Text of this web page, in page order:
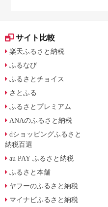
サイト比較
楽天ふるさと納税
ふるなび
ふるさとチョイス
さとふる
ふるさとプレミアム
ANAのふるさと納税
dショッピングふるさと
納税百選
au PAY ふるさと納税
ふるさと本舗
ヤフーのふるさと納税
マイナビふるさと納税